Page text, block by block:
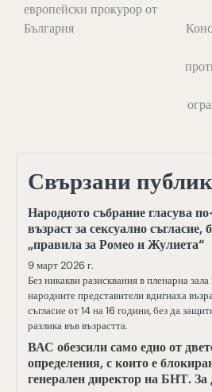
европейски прокурор от
България
Свързани
Народното събрание гласува
възраст за сексуално съгласие,
„правила за Ромео и Жулиета“
9 март 2026 г.
Без никакви разисквания в пленарна
народните представители вдигнаха
съгласие от 14 на 16 години, без да
разлика във възрастта.
ВАС обезсили само едно от
определения, с които е
генерален директор на БНТ. За